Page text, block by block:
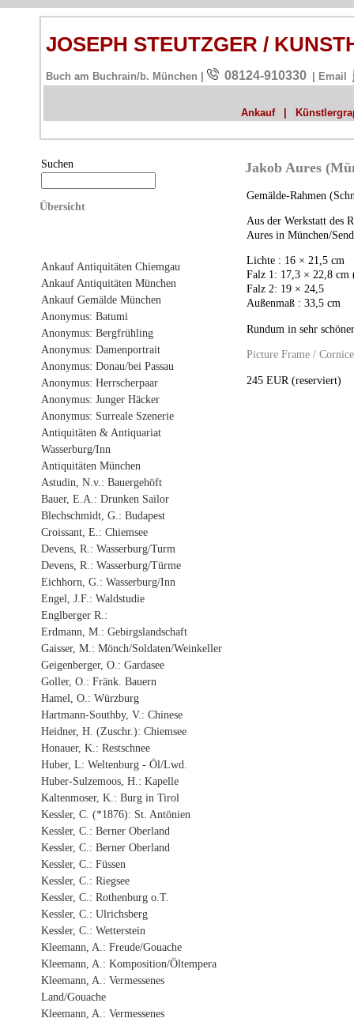
JOSEPH STEUTZGER /
Buch am Buchrain/b. München | 08124-910330 | Email
Ankauf
Suchen
Übersicht
Ankauf Antiquitäten Chiemgau
Ankauf Antiquitäten München
Ankauf Gemälde München
Anonymus: Batumi
Anonymus: Bergfrühling
Anonymus: Damenportrait
Anonymus: Donau/bei Passau
Anonymus: Herrscherpaar
Anonymus: Junger Häcker
Anonymus: Surreale Szenerie
Antiquitäten & Antiquariat
Wasserburg/Inn
Antiquitäten München
Astudin, N.v.: Bauergehöft
Bauer, E.A.: Drunken Sailor
Blechschmidt, G.: Budapest
Croissant, E.: Chiemsee
Devens, R.: Wasserburg/Turm
Devens, R.: Wasserburg/Türme
Eichhorn, G.: Wasserburg/Inn
Engel, J.F.: Waldstudie
Englberger R.:
Erdmann, M.: Gebirgslandschaft
Gaisser, M.: Mönch/Soldaten/Weinkeller
Geigenberger, O.: Gardasee
Goller, O.: Fränk. Bauern
Hamel, O.: Würzburg
Hartmann-Southby, V.: Chinese
Heidner, H. (Zuschr.): Chiemsee
Honauer, K.: Restschnee
Huber, L: Weltenburg - Öl/Lwd.
Huber-Sulzemoos, H.: Kapelle
Kaltenmoser, K.: Burg in Tirol
Kessler, C. (*1876): St. Antönien
Kessler, C.: Berner Oberland
Kessler, C.: Berner Oberland
Kessler, C.: Füssen
Kessler, C.: Riegsee
Kessler, C.: Rothenburg o.T.
Kessler, C.: Ulrichsberg
Kessler, C.: Wetterstein
Kleemann, A.: Freude/Gouache
Kleemann, A.: Komposition/Öltempera
Kleemann, A.: Vermessenes
Land/Gouache
Kleemann, A.: Vermessenes
Jakob Aures
Gemälde-Rahmen
Aus der Werkstatt des
Aures in München/
Lichte : 16 × 21,5 cm
Falz 1: 17,3 × 22,8 cm
Falz 2: 19 × 24,5
Außenmaß : 33,5 cm
Rundum in sehr
Picture Frame /
245 EUR (reserviert)